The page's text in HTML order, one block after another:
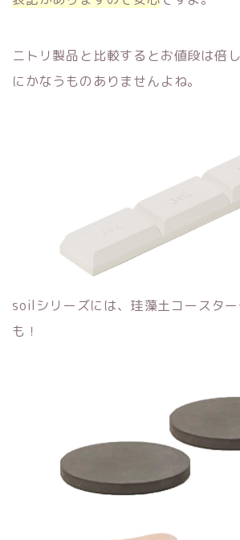
ニトリ製品と比較するとお値段は倍
にかなうものありませんよね。
soilシリーズには、珪藻土コースタ
も！